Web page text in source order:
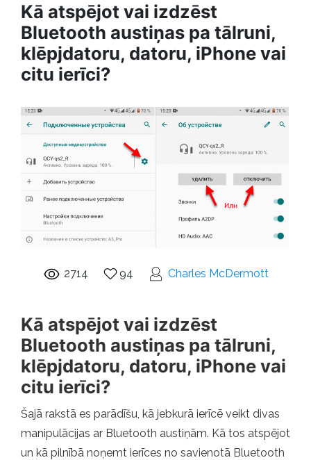
Kā atspējot vai izdzēst
Bluetooth austiņas pa tālruni,
klēpjdatoru, datoru, iPhone vai
citu ierīci?
2714 94 Charles McDermott
Kā atspējot vai izdzēst
Bluetooth austiņas pa tālruni,
klēpjdatoru, datoru, iPhone vai
citu ierīci?
Šajā rakstā es parādīšu, kā jebkurā ierīcē veikt divas
manipulācijas ar Bluetooth austiņām. Kā tos atspējot
un kā pilnībā noņemt ierīces no savienotā Bluetooth